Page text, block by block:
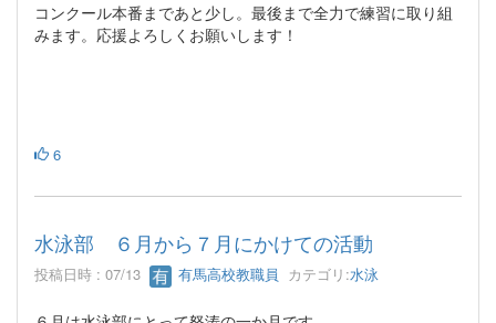
コンクール本番まであと少し。最後まで全力で練習に取り組
みます。応援よろしくお願いします！
6
水泳部 ６月から７月にかけての活動
投稿日時 : 07/13 有馬高校教職員 カテゴリ:水泳